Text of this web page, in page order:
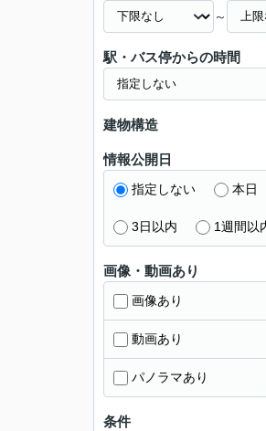
～
駅・バス停からの時間
建物構造
情報公開日
指定しない 本日
3日以内 1週間以
画像・動画あり
画像あり
動画あり
パノラマあり
条件